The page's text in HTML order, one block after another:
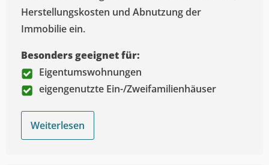
Herstellungskosten und Abnutzung der
Immobilie ein.
Besonders geeignet für:
Eigentumswohnungen
eigengenutzte Ein-/Zweifamilienhäuser
Weiterlesen